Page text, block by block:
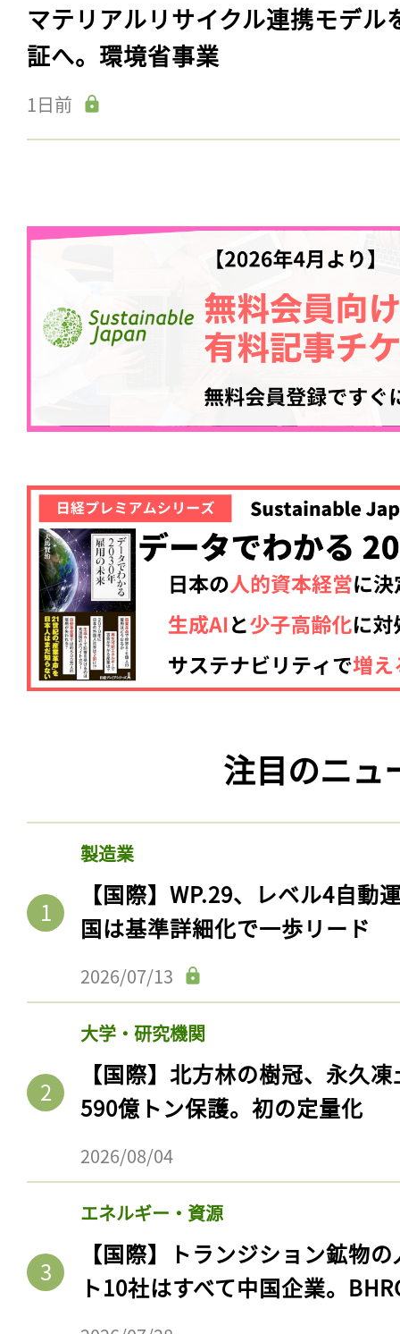
マテリアルリサイクル連携モデル
証へ。環境省事業
1日前
注目のニュ
製造業
【国際】WP.29、レベル4自動
国は基準詳細化で一歩リード
2026/07/13
大学・研究機関
【国際】北方林の樹冠、永久
590億トン保護。初の定量化
2026/08/04
エネルギー・資源
【国際】トランジション鉱物
ト10社はすべて中国企業。